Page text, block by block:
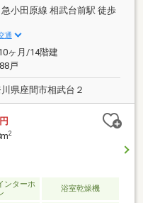
ノ島線「鶴間」駅徒歩18
小田原線 相武台前駅 徒歩
通
ヶ月/14階建
戸
県座間市相武台２
2
ンターホ
浴室乾燥機